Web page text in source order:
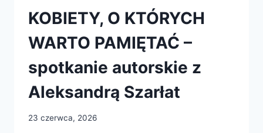
KOBIETY, O KTÓRYCH
WARTO PAMIĘTAĆ –
spotkanie autorskie z
Aleksandrą Szarłat
23 czerwca, 2026